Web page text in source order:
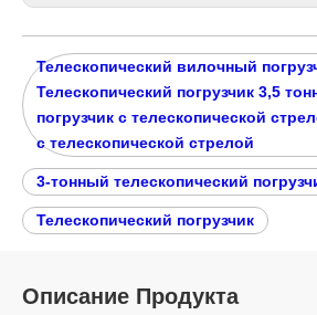
Телескопический вилочный
Телескопический погрузчик 3,5
погрузчик с телескопической
с телескопической стрелой
3-тонный телескопический
Телескопический погрузчик
Описание Продукта